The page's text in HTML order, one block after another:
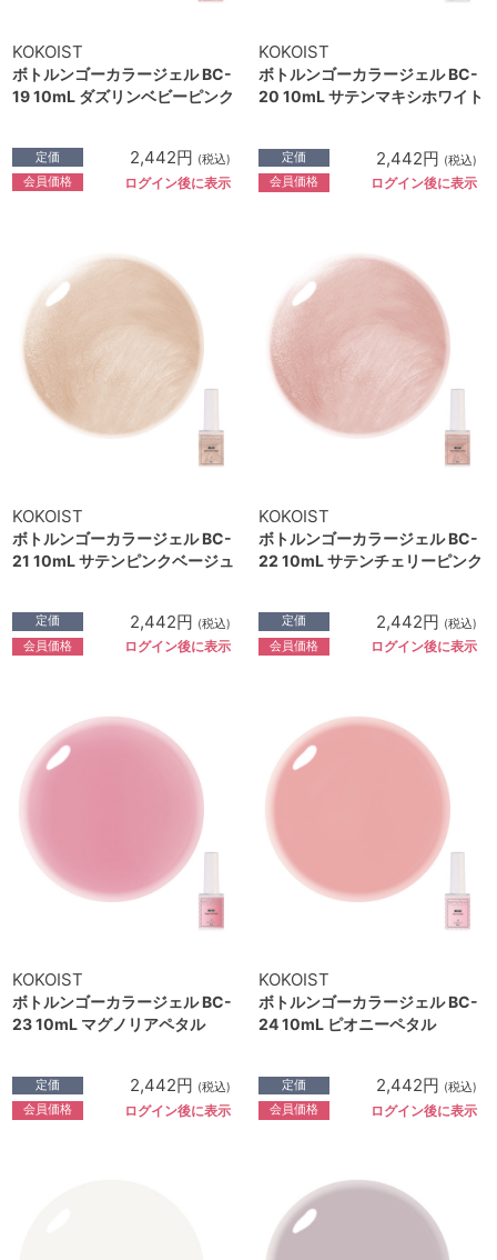
KOKOIST
ボトルンゴーカラージェル BC-
19 10mL ダズリンベビーピンク
定価 2,442円 (税込)
会員価格 ログイン後に表示
KOKOIST
ボトルンゴーカラージェル BC-
20 10mL サテンマキシホワイト
定価 2,442円 (税込)
会員価格 ログイン後に表示
KOKOIST
ボトルンゴーカラージェル BC-
21 10mL サテンピンクベージュ
定価 2,442円 (税込)
会員価格 ログイン後に表示
KOKOIST
ボトルンゴーカラージェル BC-
22 10mL サテンチェリーピンク
定価 2,442円 (税込)
会員価格 ログイン後に表示
KOKOIST
ボトルンゴーカラージェル BC-
23 10mL マグノリアペタル
定価 2,442円 (税込)
会員価格 ログイン後に表示
KOKOIST
ボトルンゴーカラージェル BC-
24 10mL ピオニーペタル
定価 2,442円 (税込)
会員価格 ログイン後に表示